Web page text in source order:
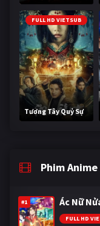
FULL HD VIETSUB
Tương Tây Quỷ Sự
Phim Anime
#1 Ác Nữ
FULL HD